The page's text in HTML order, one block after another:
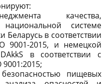
качества,
системе
Беларусь в соответствии
9001-2015, и немецкой
в соответствии с
пищевых